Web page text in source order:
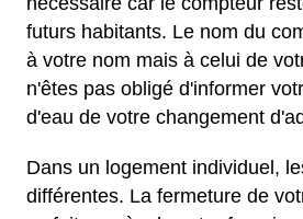
futurs habitants. Le nom du
à votre nom mais à celui de
n'êtes pas obligé d'informer
d'eau de votre changement
Dans un logement individuel,
différentes. La fermeture de